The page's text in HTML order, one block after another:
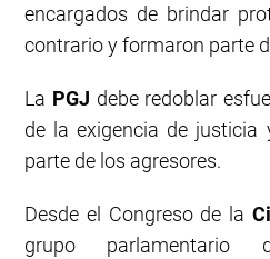
encargados de brindar
contrario y formaron parte
La PGJ debe redoblar
de la exigencia de
parte de los agresores.
Desde el Congreso de la
grupo parlamentario